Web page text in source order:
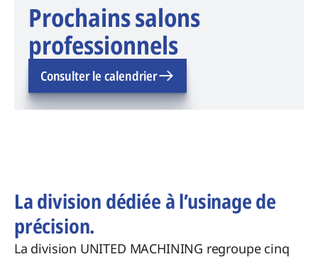
Prochains salons
professionnels
Consulter le calendrier
La division dédiée à l’usinage de
précision.
La division UNITED MACHINING regroupe cinq